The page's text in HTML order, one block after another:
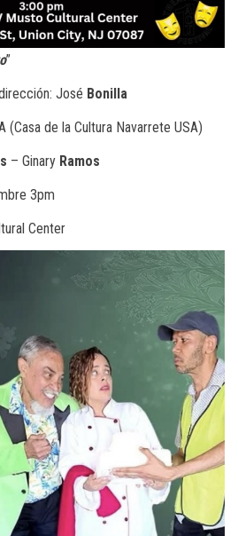
”
José Bonilla
(Casa de la Cultura Navarrete USA)
– Ginary Ramos
3pm
Center